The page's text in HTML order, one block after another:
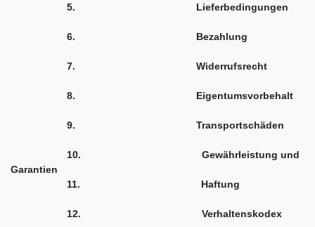
5. Lieferbedingungen
6. Bezahlung
7. Widerrufsrecht
8. Eigentumsvorbehalt
9. Transportschäden
10.
Gewährleistung und
Garantien
11.
Haftung
12. Verhaltenskodex